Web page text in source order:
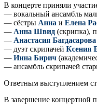
В концерте приняли
— вокальный ансамбль
— сёстры Анна и Елена
— Анна Швид (скрипка),
— Анастасия Багдасарова
— дуэт скрипачей Ксения
— Инна Бирич
— ансамбль скрипачей
Ответным выступлением
В завершение концертной